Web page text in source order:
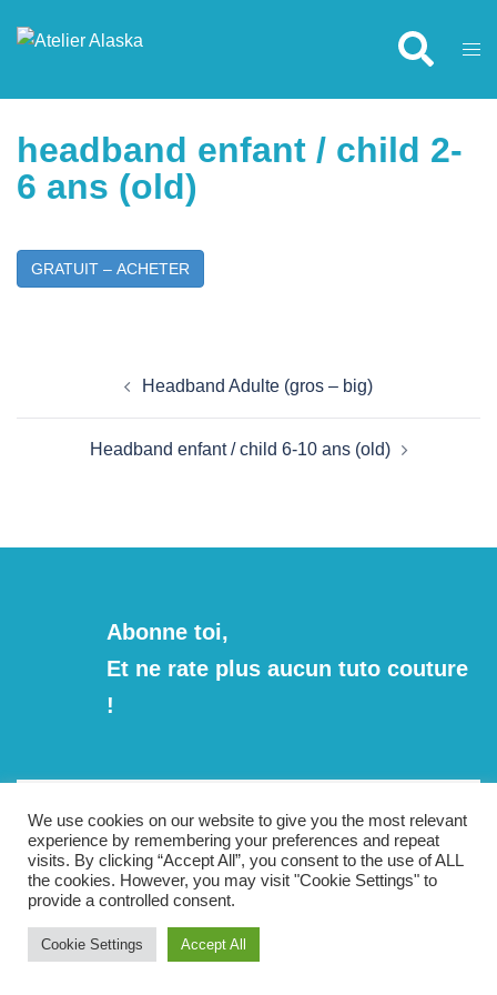
au
Rechercher
headband enfant / child 2-
6 ans (old)
GRATUIT – ACHETER
Headband Adulte (gros – big)
Headband enfant / child 6-10 ans (old)
Abonne toi,
Et ne rate plus aucun tuto couture
!
💜 Entre ton e-mail et rejoins l’aventure couture avec moi !
Rejoignez les 2 740 autres abonnés
© 2026 Atelier Alaska.
We use cookies on our website to give you the most relevant
experience by remembering your preferences and repeat
visits. By clicking “Accept All”, you consent to the use of ALL
the cookies. However, you may visit "Cookie Settings" to
provide a controlled consent.
Cookie Settings Accept All